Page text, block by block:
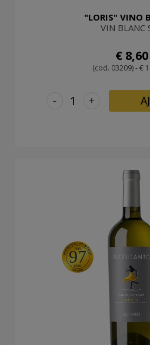
"LORIS" VINO
VIN BLANC
€ 8,60
(cod. 03209) - €
+
-
97